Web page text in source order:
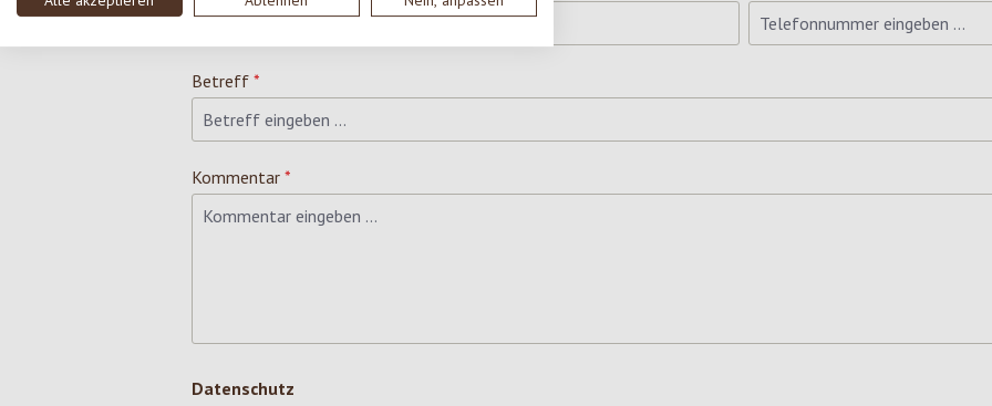
Betreff *
Kommentar *
Datenschutz